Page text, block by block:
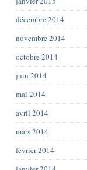
décembre 2014
novembre 2014
octobre 2014
juin 2014
mai 2014
avril 2014
mars 2014
février 2014